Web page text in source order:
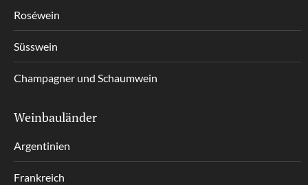
Roséwein
Süsswein
Champagner und Schaumwein
Weinbauländer
Argentinien
Frankreich